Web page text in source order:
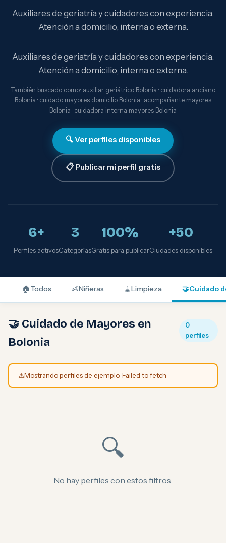
Auxiliares de geriatría y cuidadores con experiencia.
Atención a domicilio, interna o externa.
Auxiliares de geriatría y cuidadores con experiencia.
Atención a domicilio, interna o externa.
También buscado como: auxiliar geriátrico Bolonia · cuidadora anciano
Bolonia · cuidado mayores domicilio Bolonia · acompañante mayores
Bolonia · cuidadora interna mayores Bolonia
🔍 Ver perfiles disponibles
📋 Publicar mi perfil gratis
6+
Perfiles activos
3
Categorías
100%
Gratis para publicar
+50
Ciudades disponibles
🏠 Todos 👶Niñeras 🧹Limpieza 🤝Cuidado
🤝 Cuidado de Mayores en
Bolonia
0
perfiles
⚠️Mostrando perfiles de ejemplo. Failed to fetch
🔍
No hay perfiles con estos filtros.